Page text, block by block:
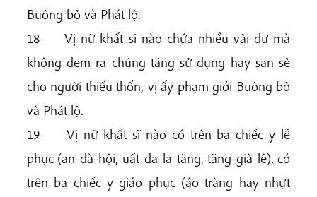
Buông bỏ và Phát lộ.
18- Vị nữ khất sĩ nào chứa nhiều vải dư mà
không đem ra chúng tăng sử dụng hay san sẻ
cho người thiếu thốn, vị ấy phạm giới Buông bỏ
và Phát lộ.
19- Vị nữ khất sĩ nào có trên ba chiếc y lễ
phục (an-đà-hội, uất-đa-la-tăng, tăng-già-lê), có
trên ba chiếc y giáo phục (áo tràng hay nhựt